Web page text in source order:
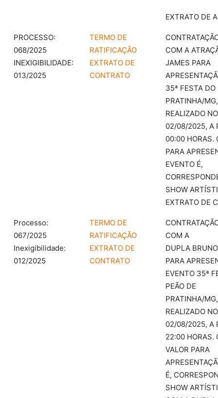
EXTRATO DE
PROCESSO:
068/2025
INEXIGIBILIDADE:
013/2025
TERMO DE
RATIFICAÇÃO
EXTRATO DE
CONTRATO
COM A
JAMES PARA
35ª FESTA DO
PRATINHA/
REALIZADO
02/08/2025, A
00:00 HORAS.
PARA
EVENTO É,
SHOW
EXTRATO DE
Processo:
067/2025
Inexigibilidade:
012/2025
TERMO DE
RATIFICAÇÃO
EXTRATO DE
CONTRATO
COM A
DUPLA
PARA
EVENTO 35ª
PEÃO DE
PRATINHA/
REALIZADO
02/08/2025, A
22:00 HORAS.
VALOR PARA
É,
SHOW